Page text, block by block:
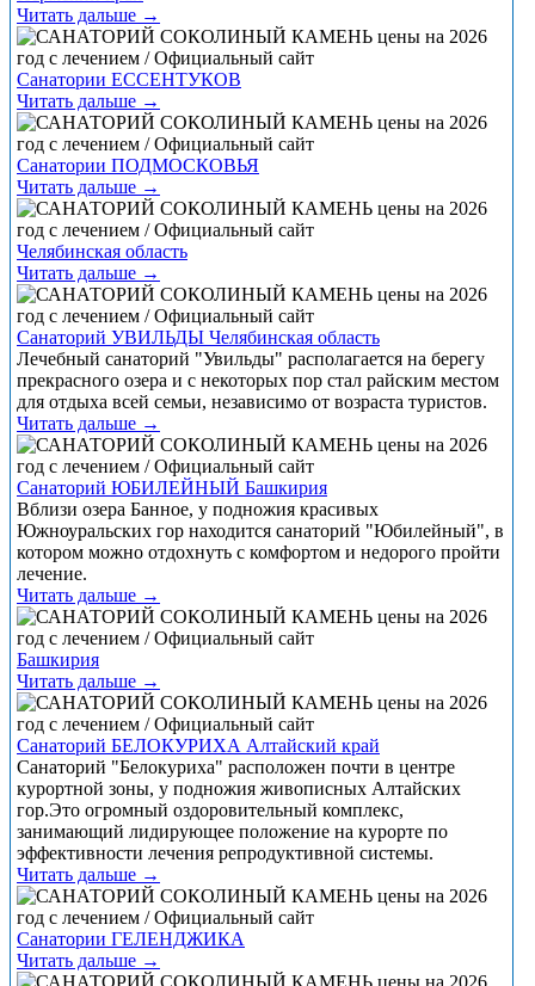
Читать дальше →
Санатории ЕССЕНТУКОВ
Читать дальше →
Санатории ПОДМОСКОВЬЯ
Читать дальше →
Челябинская область
Читать дальше →
Санаторий УВИЛЬДЫ Челябинская область
Лечебный санаторий "Увильды" располагается на берегу
прекрасного озера и с некоторых пор стал райским местом
для отдыха всей семьи, независимо от возраста туристов.
Читать дальше →
Санаторий ЮБИЛЕЙНЫЙ Башкирия
Вблизи озера Банное, у подножия красивых
Южноуральских гор находится санаторий "Юбилейный", в
котором можно отдохнуть с комфортом и недорого пройти
лечение.
Читать дальше →
Башкирия
Читать дальше →
Санаторий БЕЛОКУРИХА Алтайский край
Санаторий "Белокуриха" расположен почти в центре
курортной зоны, у подножия живописных Алтайских
гор.Это огромный оздоровительный комплекс,
занимающий лидирующее положение на курорте по
эффективности лечения репродуктивной системы.
Читать дальше →
Санатории ГЕЛЕНДЖИКА
Читать дальше →